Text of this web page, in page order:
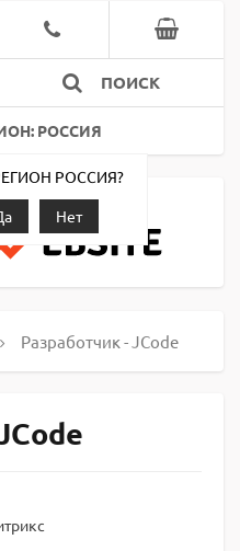
ПОИСК
РОССИЯ
РОССИЯ?
Нет
Разработчик - JCode